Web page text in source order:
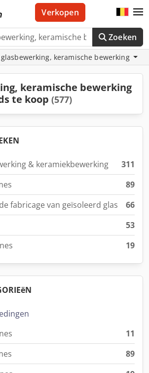
Zoeken
Verkopen
keramische bewerking
keramische bewerking
te koop (577)
& keramiekbewerking
311
89
fabricage van geïsoleerd glas
66
53
19
11
89